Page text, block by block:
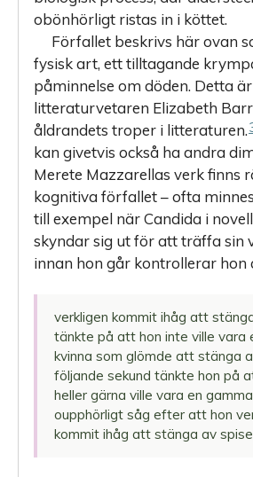
obönhörligt ristas in i köttet.
Förfallet beskrivs här ovan
fysisk art, ett tilltagande
påminnelse om döden. Detta
litteraturvetaren Elizabeth
åldrandets troper i litteraturen.
kan givetvis också ha andra
Merete Mazzarellas verk finns
kognitiva förfallet – ofta
till exempel när Candida i
skyndar sig ut för att träffa sin
innan hon går kontrollerar hon
verkligen kommit ihåg att
tänkte på att hon inte ville vara
kvinna som glömde att stänga
följande sekund tänkte hon på
heller gärna ville vara en
oupphörligt såg efter att hon
kommit ihåg att stänga av